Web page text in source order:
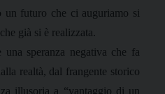
un futuro che ci auguriamo si
già si è realizzata.
una speranza negativa che fa
realtà, dal frangente storico
illusoria a “vantaggio di un